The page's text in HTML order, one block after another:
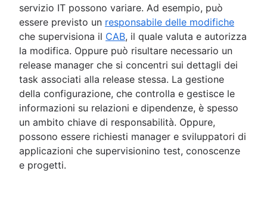
servizio IT possono variare. Ad esempio, può
essere previsto un responsabile delle modifiche
che supervisiona il CAB, il quale valuta e autorizza
la modifica. Oppure può risultare necessario un
release manager che si concentri sui dettagli dei
task associati alla release stessa. La gestione
della configurazione, che controlla e gestisce le
informazioni su relazioni e dipendenze, è spesso
un ambito chiave di responsabilità. Oppure,
possono essere richiesti manager e sviluppatori di
applicazioni che supervisionino test, conoscenze
e progetti.